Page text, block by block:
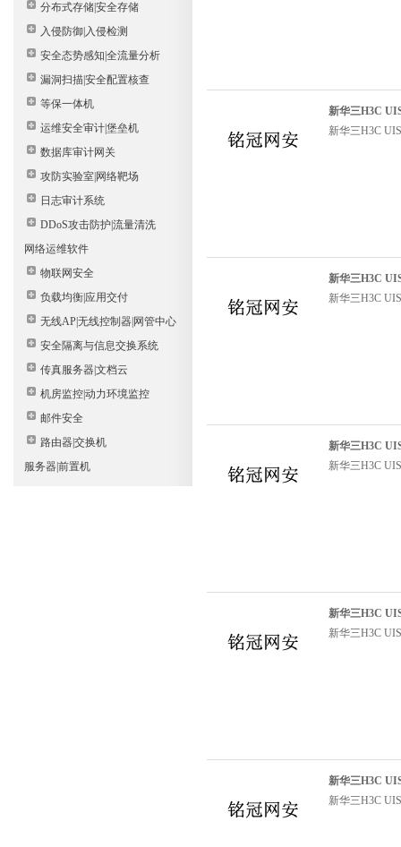
分布式存储|安全存储
入侵防御|入侵检测
安全态势感知|全流量分析
漏洞扫描|安全配置核查
等保一体机
运维安全审计|堡垒机
数据库审计网关
攻防实验室|网络靶场
日志审计系统
DDoS攻击防护|流量清洗
网络运维软件
物联网安全
负载均衡|应用交付
无线AP|无线控制器|网管中心
安全隔离与信息交换系统
传真服务器|文档云
机房监控|动力环境监控
邮件安全
路由器|交换机
服务器|前置机
新华三H3C
新华三H3C
新华三H3C
新华三H3C
新华三H3C
新华三H3C
新华三H3C
新华三H3C
新华三H3C
新华三H3C